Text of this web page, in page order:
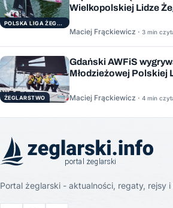
POLSKA LIGA ŻEGLARSKA
Wielkopolskiej Lidze
Maciej Frąckiewicz · 3 min
ŻEGLARSTWO
Gdański AWFiS
Młodzieżowej Polskiej
Maciej Frąckiewicz · 4 min
Portal żeglarski - aktualności, regaty, rejsy i